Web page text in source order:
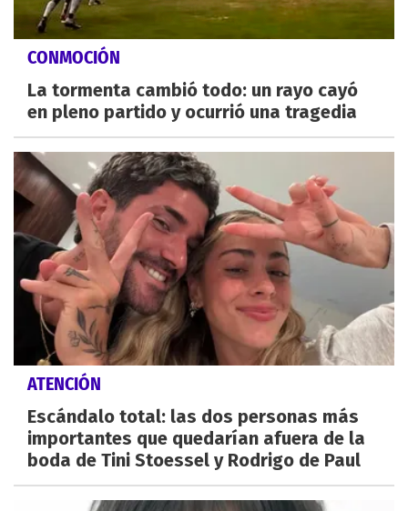
CONMOCIÓN
La tormenta cambió todo: un rayo cayó
en pleno partido y ocurrió una tragedia
ATENCIÓN
Escándalo total: las dos personas más
importantes que quedarían afuera de la
boda de Tini Stoessel y Rodrigo de Paul